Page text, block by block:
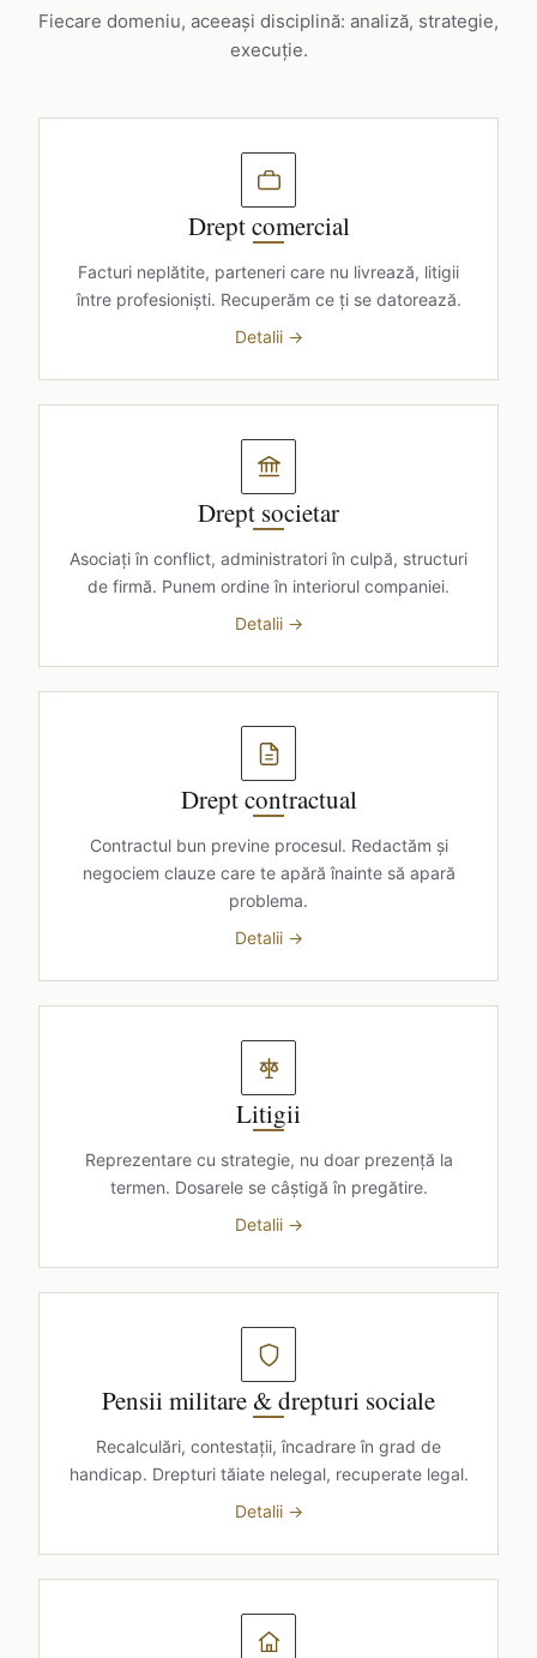
Fiecare domeniu, aceeași disciplină: analiză, strategie,
execuție.
Drept comercial
Facturi neplătite, parteneri care nu livrează, litigii
între profesioniști. Recuperăm ce ți se datorează.
Detalii →
Drept societar
Asociați în conflict, administratori în culpă, structuri
de firmă. Punem ordine în interiorul companiei.
Detalii →
Drept contractual
Contractul bun previne procesul. Redactăm și
negociem clauze care te apără înainte să apară
problema.
Detalii →
Litigii
Reprezentare cu strategie, nu doar prezență la
termen. Dosarele se câștigă în pregătire.
Detalii →
Pensii militare & drepturi sociale
Recalculări, contestații, încadrare în grad de
handicap. Drepturi tăiate nelegal, recuperate legal.
Detalii →